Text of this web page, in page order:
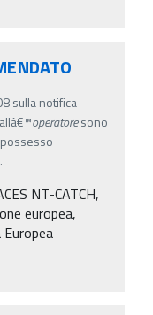
sulla notifica
operatoresono
NT-CATCH,
europea,